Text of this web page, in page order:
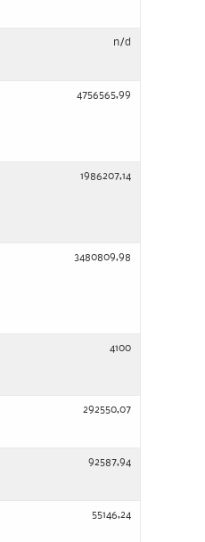
n/d
4756565,99
1986207,14
3480809,98
4100
292550,07
92587,94
55146,24